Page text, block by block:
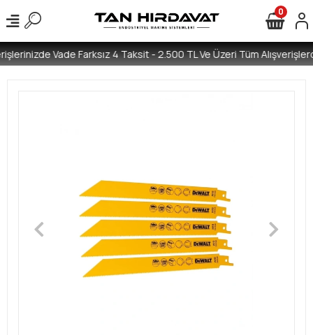
Vade Farksız 4 Taksit - 2.500 TL Ve Üzeri Tüm
0